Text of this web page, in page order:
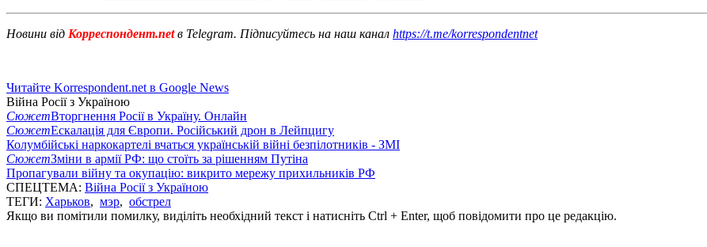
Новини від Корреспондент.netв Telegram. Підписуйтесь на наш канал https://t.me/korrespondentnet
Читайте Korrespondent.net в Google News
Війна Росії з Україною
СюжетВторгнення Росії в Україну. Онлайн
СюжетЕскалація для Європи. Російський дрон в Лейпцигу
Колумбійські наркокартелі вчаться українській війні безпілотників - ЗМІ
СюжетЗміни в армії РФ: що стоїть за рішенням Путіна
Пропагували війну та окупацію: викрито мережу прихильників РФ
СПЕЦТЕМА: Війна Росії з Україною
ТЕГИ: Харьков, мэр, обстрел
Якщо ви помітили помилку, виділіть необхідний текст і натисніть Ctrl + Enter, щоб повідомити про це редакцію.